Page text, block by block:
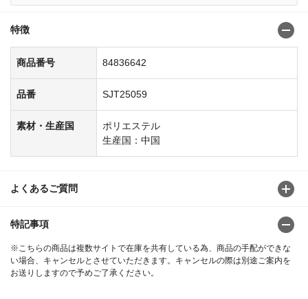
特徴
商品番号 84836642
品番 SJT25059
素材・生産国
ポリエステル
生産国：中国
よくあるご質問
特記事項
※こちらの商品は複数サイトで在庫を共有している為、商品の手配ができな
い場合、キャンセルとさせていただきます。キャンセルの際は別途ご案内を
お送りしますので予めご了承ください。